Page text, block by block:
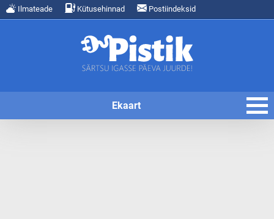
Ilmateade Kütusehinnad Postiindeksid
Ekaart